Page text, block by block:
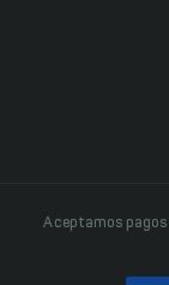
Aceptamos pagos